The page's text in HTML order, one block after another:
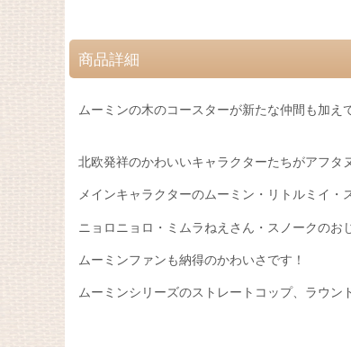
商品詳細
ムーミンの木のコースターが新たな仲間も加え
北欧発祥のかわいいキャラクターたちがアフタ
メインキャラクターのムーミン・リトルミイ・
ニョロニョロ・ミムラねえさん・スノークのお
ムーミンファンも納得のかわいさです！
ムーミンシリーズのストレートコップ、ラウン